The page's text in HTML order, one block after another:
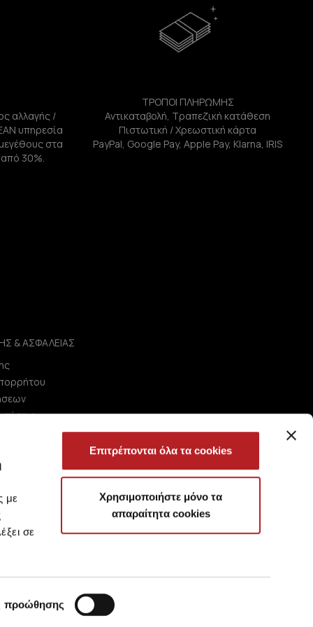
με
σε
προώθησης
Επιτρέπονται όλα τα cookies
Χρησιμοποιήστε μόνο τα
απαραίτητα cookies
αλλαγής /
υπηρεσία
στα
30%.
ΤΡΟΠΟΙ ΠΛΗΡΩΜΗΣ
Αντικαταβολή, Τραπεζική κατάθεση
Πιστωτική / Χρεωστική κάρτα
PayPal, Google Pay, Apple Pay, Klarna, IRIS
& ΑΣΦΑΛΕΙΑΣ